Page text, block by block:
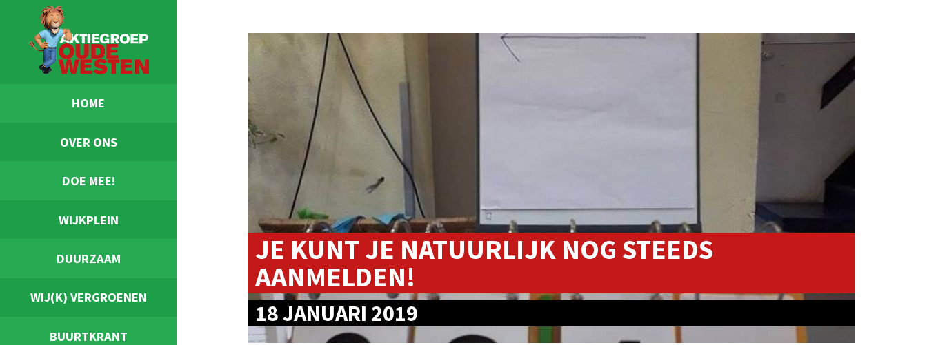
HOME
OVER ONS
DOE MEE!
WIJKPLEIN
DUURZAAM
WIJ(K) VERGROENEN
BUURTKRANT
JE KUNT JE NATUURLIJK NOG STEEDS
AANMELDEN!
18 JANUARI 2019